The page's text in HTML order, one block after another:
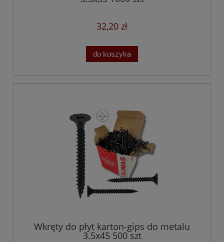
32,20 zł
do koszyka
Wkręty do płyt karton-gips do metalu
3.5x45 500 szt